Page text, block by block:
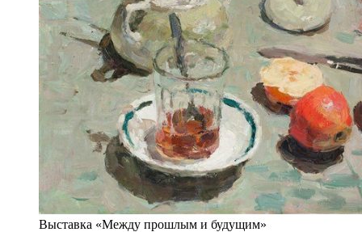
Выставка «Между прошлым и будущим»